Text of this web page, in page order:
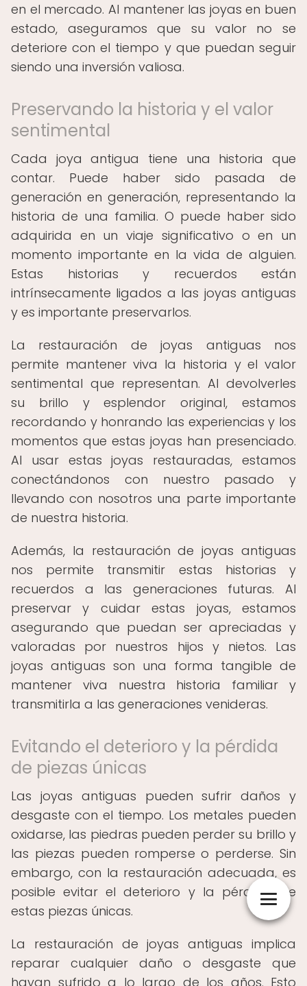
en el mercado. Al mantener las joyas en buen
estado, aseguramos que su valor no se
deteriore con el tiempo y que puedan seguir
siendo una inversión valiosa.
Preservando la historia y el valor
sentimental
Cada joya antigua tiene una historia que
contar. Puede haber sido pasada de
generación en generación, representando la
historia de una familia. O puede haber sido
adquirida en un viaje significativo o en un
momento importante en la vida de alguien.
Estas historias y recuerdos están
intrínsecamente ligados a las joyas antiguas
y es importante preservarlos.
La restauración de joyas antiguas nos
permite mantener viva la historia y el valor
sentimental que representan. Al devolverles
su brillo y esplendor original, estamos
recordando y honrando las experiencias y los
momentos que estas joyas han presenciado.
Al usar estas joyas restauradas, estamos
conectándonos con nuestro pasado y
llevando con nosotros una parte importante
de nuestra historia.
Además, la restauración de joyas antiguas
nos permite transmitir estas historias y
recuerdos a las generaciones futuras. Al
preservar y cuidar estas joyas, estamos
asegurando que puedan ser apreciadas y
valoradas por nuestros hijos y nietos. Las
joyas antiguas son una forma tangible de
mantener viva nuestra historia familiar y
transmitirla a las generaciones venideras.
Evitando el deterioro y la pérdida
de piezas únicas
Las joyas antiguas pueden sufrir daños y
desgaste con el tiempo. Los metales pueden
oxidarse, las piedras pueden perder su brillo y
las piezas pueden romperse o perderse. Sin
embargo, con la restauración adecuada, es
posible evitar el deterioro y la pérdida de
estas piezas únicas.
La restauración de joyas antiguas implica
reparar cualquier daño o desgaste que
hayan sufrido a lo largo de los años. Esto